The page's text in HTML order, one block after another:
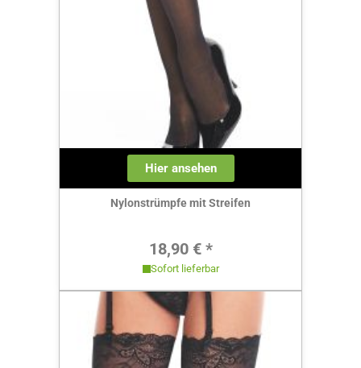
Hier ansehen
Nylonstrümpfe mit Streifen
Regulärer Preis:
18,90 € *
Sofort lieferbar